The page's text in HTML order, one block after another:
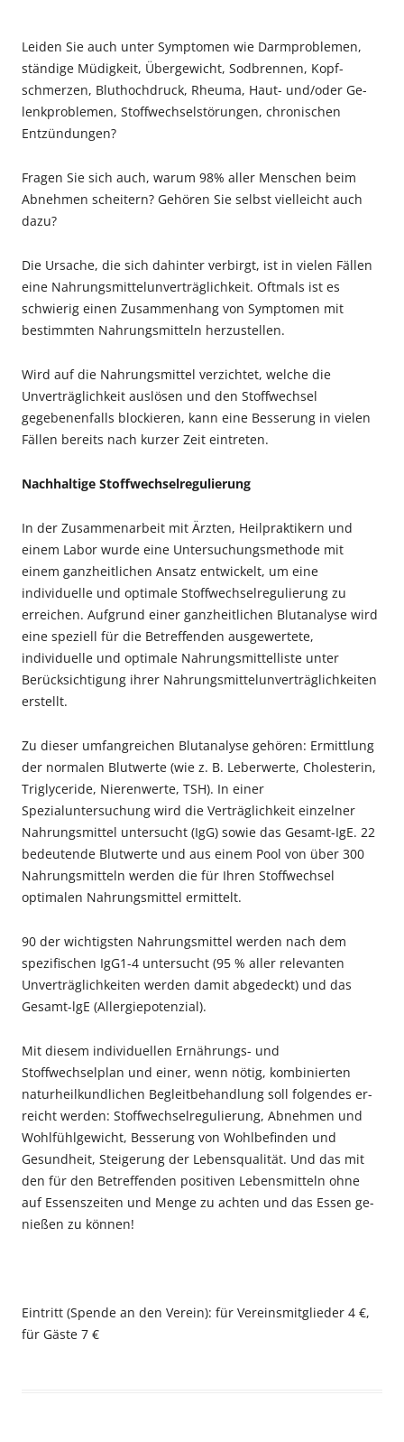
Leiden Sie auch unter Symptomen wie Darmproblemen,
ständige Müdigkeit, Über­gewicht, Sodbrennen, Kopf­
schmerzen, Bluthochdruck, Rheuma, Haut- und/oder Ge­
lenkproblemen, Stoffwechselstörungen, chronischen
Entzün­dungen?
Fragen Sie sich auch, warum 98% aller Menschen beim
Abnehmen scheitern? Gehören Sie selbst vielleicht auch
dazu?
Die Ursache, die sich dahinter verbirgt, ist in vielen Fällen
eine Nahrungsmittelunverträglichkeit. Oftmals ist es
schwierig ei­nen Zusammenhang von Sym­ptomen mit
bestimmten Nah­rungsmitteln herzustellen.
Wird auf die Nahrungsmittel verzichtet, welche die
Unverträg­lichkeit auslösen und den Stoff­wechsel
gegebenenfalls blockie­ren, kann eine Besserung in vie­len
Fällen bereits nach kurzer Zeit eintreten.
Nachhaltige Stoffwechselregulierung
In der Zusammenarbeit mit Ärz­ten, Heilpraktikern und
einem La­bor wurde eine Untersuchungs­methode mit
einem ganzheitli­chen Ansatz entwickelt, um eine
individuelle und optimale Stoff­wechselregulierung zu
erreichen. Aufgrund einer ganzheitlichen Blutanalyse wird
eine speziell für die Betreffenden ausgewertete,
individuelle und optimale Nahrungsmittelliste unter
Berücksichtigung ihrer Nahrungsmittelunverträglichkeiten
erstellt.
Zu dieser umfangreichen Blutanalyse gehören: Ermittlung
der normalen Blutwerte (wie z. B. Le­berwerte, Cholesterin,
Triglyceri­de, Nierenwerte, TSH). In einer
Spezialuntersuchung wird die Verträglich­keit einzelner
Nahrungsmit­tel untersucht (IgG) sowie das Gesamt-IgE. 22
bedeutende Blutwerte und aus einem Pool von über 300
Nahrungsmitteln werden die für Ihren Stoffwechsel
optimalen Nahrungsmittel ermittelt.
90 der wichtigsten Nahrungsmittel wer­den nach dem
spezifischen IgG1-4 untersucht (95 % aller re­levanten
Unverträglichkeiten werden damit abgedeckt) und das
Gesamt-lgE (Allergiepotenzi­al).
Mit diesem individuellen Er­nährungs- und
Stoffwechselplan und einer, wenn nötig, kombinier­ten
naturheilkundlichen Begleit­behandlung soll folgendes er­
reicht werden: Stoffwechselregulierung, Abnehmen und
Wohl­fühlgewicht, Besserung von Wohlbefinden und
Gesundheit, Steigerung der Lebensqualität. Und das mit
den für den Betref­fenden positiven Lebensmitteln ohne
auf Essenszeiten und Men­ge zu achten und das Essen ge­
nießen zu können!
Eintritt (Spende an den Verein): für Vereinsmitglieder 4 €,
für Gäste 7 €